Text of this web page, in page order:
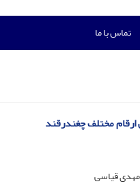
تماس با ما
مختلف چغندرقند
مهدی قیاسی